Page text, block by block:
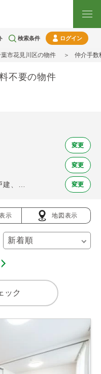
検索条件 ログイン
市花見川区の物件 仲介手数
不要の物件
変更
変更
変更
示 地図表示
ック